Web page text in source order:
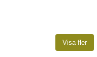
Visa fler